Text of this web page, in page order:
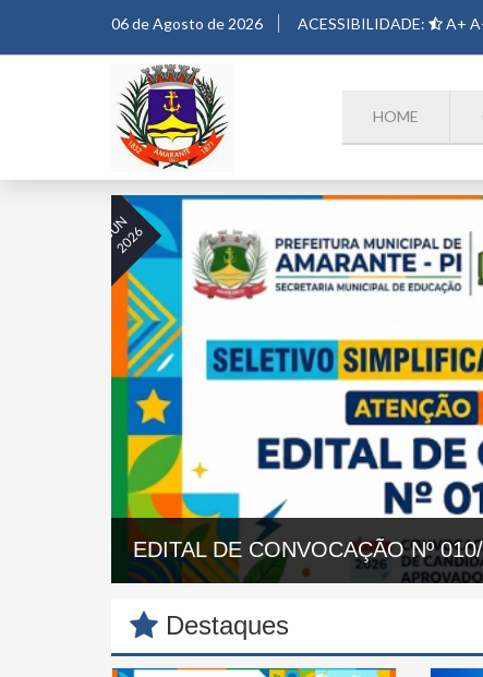
06 de Agosto de 2026 ACESSIBILIDADE: A+
HOME
JUN
2026
EDITAL DE CONVOCAÇÃO Nº
Destaques